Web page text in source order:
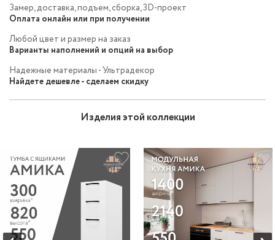
Замер, доставка, подъем, сборка, 3D-проект
Оплата онлайн или при получении
Любой цвет и размер на заказ
Варианты наполнений и опций на выбор
Надежные материалы - Ультрадекор
Найдете дешевле - сделаем скидку
Изделия этой коллекции